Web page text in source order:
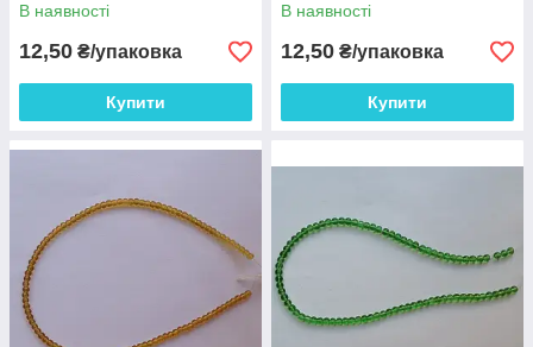
В наявності
12,50 ₴/упаковка
Купити
В наявності
12,50 ₴/упаковка
Купити